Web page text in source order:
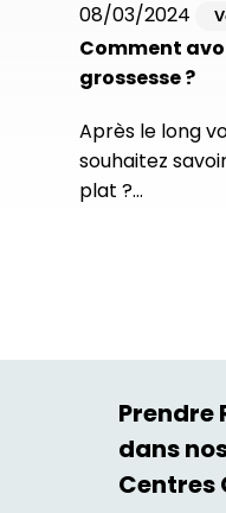
08/03/2024
Comment
grossesse ?
Après le long
souhaitez
plat ?…
Prendre
dans
Centres